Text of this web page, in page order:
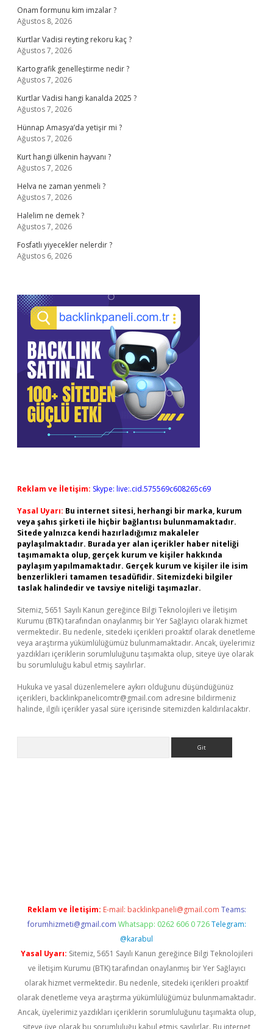
Onam formunu kim imzalar ?
Ağustos 8, 2026
Kurtlar Vadisi reyting rekoru kaç ?
Ağustos 7, 2026
Kartografik genelleştirme nedir ?
Ağustos 7, 2026
Kurtlar Vadisi hangi kanalda 2025 ?
Ağustos 7, 2026
Hünnap Amasya’da yetişir mi ?
Ağustos 7, 2026
Kurt hangi ülkenin hayvanı ?
Ağustos 7, 2026
Helva ne zaman yenmeli ?
Ağustos 7, 2026
Halelim ne demek ?
Ağustos 7, 2026
Fosfatlı yiyecekler nelerdir ?
Ağustos 6, 2026
Reklam ve İletişim: Skype: live:.cid.575569c608265c69
Yasal Uyarı: Bu internet sitesi, herhangi bir marka, kurum
veya şahıs şirketi ile hiçbir bağlantısı bulunmamaktadır.
Sitede yalnızca kendi hazırladığımız makaleler
paylaşılmaktadır. Burada yer alan içerikler haber niteliği
taşımamakta olup, gerçek kurum ve kişiler hakkında
paylaşım yapılmamaktadır. Gerçek kurum ve kişiler ile isim
benzerlikleri tamamen tesadüfidir. Sitemizdeki bilgiler
taslak halindedir ve tavsiye niteliği taşımazlar.
Sitemiz, 5651 Sayılı Kanun gereğince Bilgi Teknolojileri ve İletişim
Kurumu (BTK) tarafından onaylanmış bir Yer Sağlayıcı olarak hizmet
vermektedir. Bu nedenle, sitedeki içerikleri proaktif olarak denetleme
veya araştırma yükümlülüğümüz bulunmamaktadır. Ancak, üyelerimiz
yazdıkları içeriklerin sorumluluğunu taşımakta olup, siteye üye olarak
bu sorumluluğu kabul etmiş sayılırlar.
Hukuka ve yasal düzenlemelere aykırı olduğunu düşündüğünüz
içerikleri, backlinkpanelicomtr@gmail.com adresine bildirmeniz
halinde, ilgili içerikler yasal süre içerisinde sitemizden kaldırılacaktır.
Reklam ve İletişim: E-mail: backlinkpaneli@gmail.com Teams:
forumhizmeti@gmail.com Whatsapp: 0262 606 0 726 Telegram:
@karabul
Yasal Uyarı: Sitemiz, 5651 Sayılı Kanun gereğince Bilgi Teknolojileri
ve İletişim Kurumu (BTK) tarafından onaylanmış bir Yer Sağlayıcı
olarak hizmet vermektedir. Bu nedenle, sitedeki içerikleri proaktif
olarak denetleme veya araştırma yükümlülüğümüz bulunmamaktadır.
Ancak, üyelerimiz yazdıkları içeriklerin sorumluluğunu taşımakta olup,
siteye üye olarak bu sorumluluğu kabul etmiş sayılırlar. Bu internet